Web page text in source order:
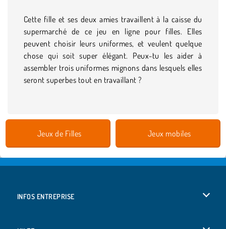
Cette fille et ses deux amies travaillent à la caisse du
supermarché de ce jeu en ligne pour filles. Elles
peuvent choisir leurs uniformes, et veulent quelque
chose qui soit super élégant. Peux-tu les aider à
assembler trois uniformes mignons dans lesquels elles
seront superbes tout en travaillant ?
Jeux de Filles Jeux mobiles
INFOS ENTREPRISE